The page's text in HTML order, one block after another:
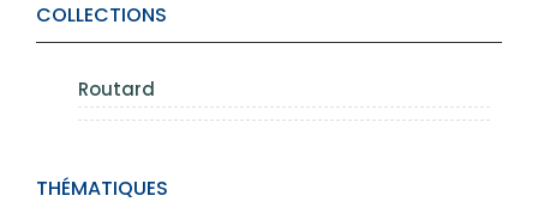
COLLECTIONS
Routard
THÉMATIQUES